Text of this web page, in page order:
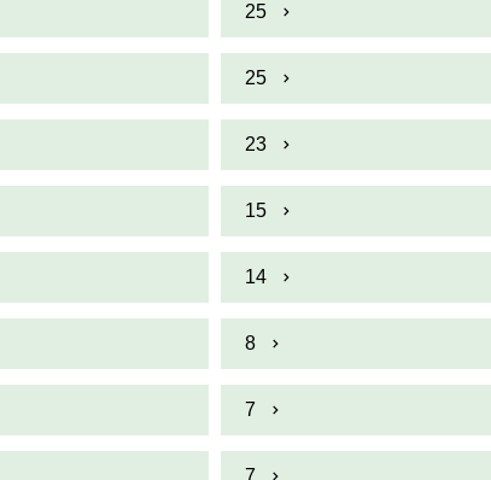
25
25
23
15
14
8
7
7